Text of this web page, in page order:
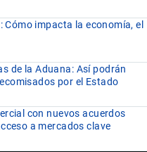
impacta la economía, el
de la Aduana: Así podrán
por el Estado
con nuevos acuerdos
a mercados clave